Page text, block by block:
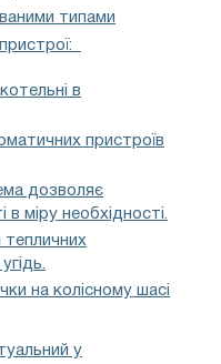
типами
в
пристроїв
дозволяє
міру необхідності.
тепличних
на колісному шасі
у